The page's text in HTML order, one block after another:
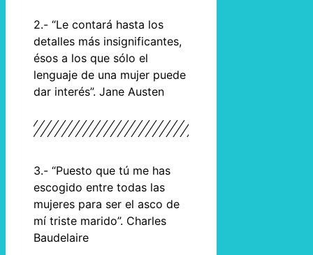
2.- “Le contará hasta los
detalles más insignificantes,
ésos a los que sólo el
lenguaje de una mujer puede
dar interés”. Jane Austen
3.- “Puesto que tú me has
escogido entre todas las
mujeres para ser el asco de
mí triste marido”. Charles
Baudelaire